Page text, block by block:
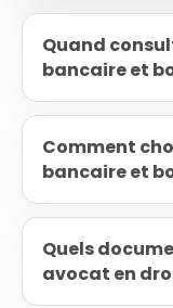
Quand
bancaire et
Comment
bancaire et
Quels
avocat en